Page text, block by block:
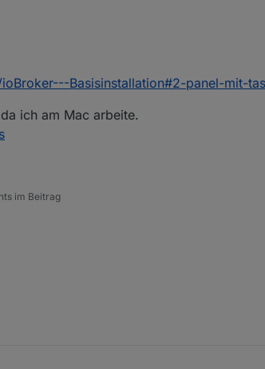
sagen mit welchem Flashprogramm ich es
Basisinstallation#2-panel-mit-
ich am Mac arbeite.
im Beitrag